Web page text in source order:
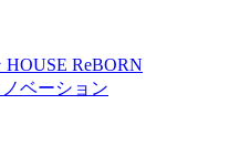
ReBORN
ベーション